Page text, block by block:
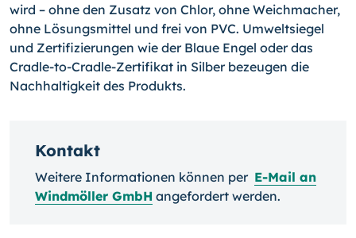
wird – ohne den Zusatz von Chlor, ohne Weichmacher,
ohne Lösungsmittel und frei von PVC. Umweltsiegel
und Zertifizierungen wie der Blaue Engel oder das
Cradle-to-Cradle-Zertifikat in Silber bezeugen die
Nachhaltigkeit des Produkts.
Kontakt
Weitere Informationen können per E-Mail an
Windmöller GmbH angefordert werden.